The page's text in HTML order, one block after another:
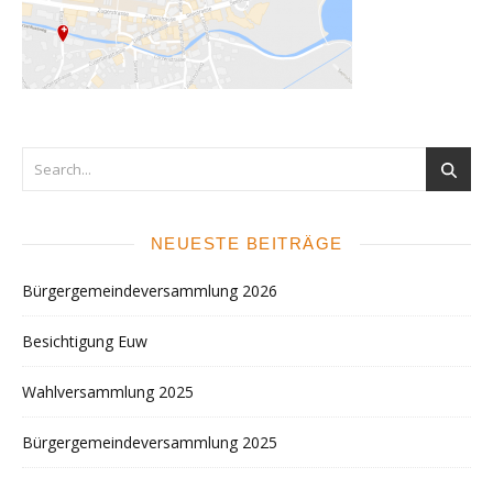
NEUESTE BEITRÄGE
Bürgergemeindeversammlung 2026
Besichtigung Euw
Wahlversammlung 2025
Bürgergemeindeversammlung 2025